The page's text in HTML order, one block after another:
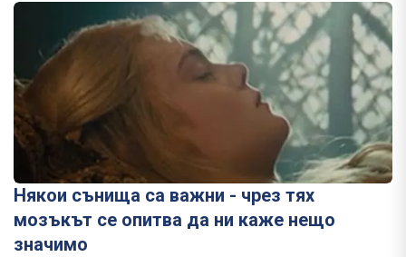
Някои сънища са важни - чрез тях
мозъкът се опитва да ни каже нещо
значимо